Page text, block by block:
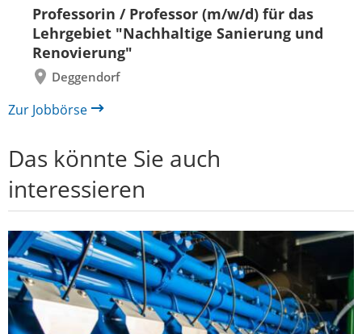
Professorin / Professor (m/w/d) für das
Lehrgebiet "Nachhaltige Sanierung und
Renovierung"
Deggendorf
zurück
Zur Jobbörse
Das könnte Sie auch
interessieren